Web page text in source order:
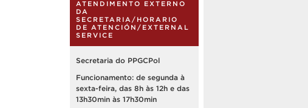
ATENDIMENTO EXTERNO
DA
SECRETARIA/HORARIO
DE ATENCIÓN/EXTERNAL
SERVICE
Secretaria do PPGCPol
Funcionamento: de segunda à
sexta-feira, das 8h às 12h e das
13h30min às 17h30min